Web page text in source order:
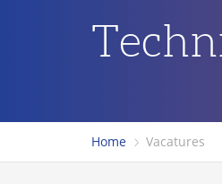
Home Vacatures